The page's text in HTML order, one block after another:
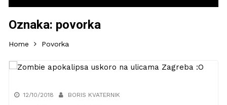
Oznaka: povorka
Home Povorka
12/10/2018 BORIS KVATERNIK